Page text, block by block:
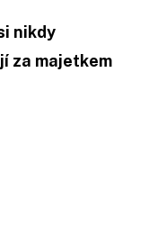
nikdy
za majetkem